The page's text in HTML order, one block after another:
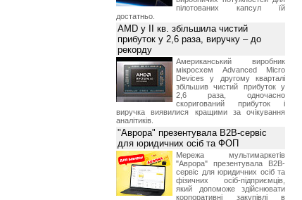
пілотованих капсул їй
достатньо.
AMD у II кв. збільшила чистий
прибуток у 2,6 раза, виручку – до
рекорду
Американський виробник
мікросхем Advanced Micro
Devices у другому кварталі
збільшив чистий прибуток у
2,6 раза, одночасно
скоригований прибуток і
виручка виявилися кращими за очікування
аналітиків.
"Аврора" презентувала B2B-сервіс
для юридичних осіб та ФОП
Мережа мультимаркетів
"Аврора" презентувала B2B-
сервіс для юридичних осіб та
фізичних осіб-підприємців,
який допоможе здійснювати
корпоративні закупівлі в